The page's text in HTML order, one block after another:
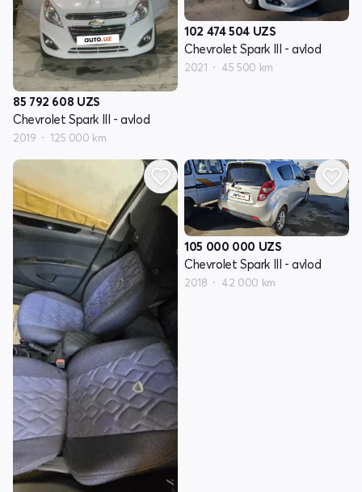
85 792 608 UZS
Chevrolet Spark III - avlod
2019 125 000 km
102 474 504 UZS
Chevrolet Spark III - avlod
2021 45 500 km
105 000 000 UZS
Chevrolet Spark III - avlod
2018 42 000 km